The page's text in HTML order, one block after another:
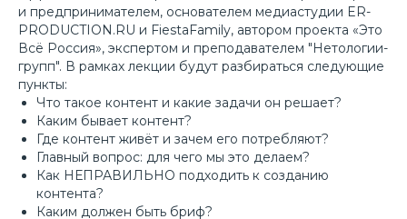
и предпринимателем, основателем медиастудии ER-
PRODUCTION.RU и FiestaFamily, автором проекта «Это
Всё Россия», экспертом и преподавателем "Нетологии-
групп". В рамках лекции будут разбираться следующие
пункты:
Что такое контент и какие задачи он решает?
Каким бывает контент?
Где контент живёт и зачем его потребляют?
Главный вопрос: для чего мы это делаем?
Как НЕПРАВИЛЬНО подходить к созданию
контента?
Каким должен быть бриф?